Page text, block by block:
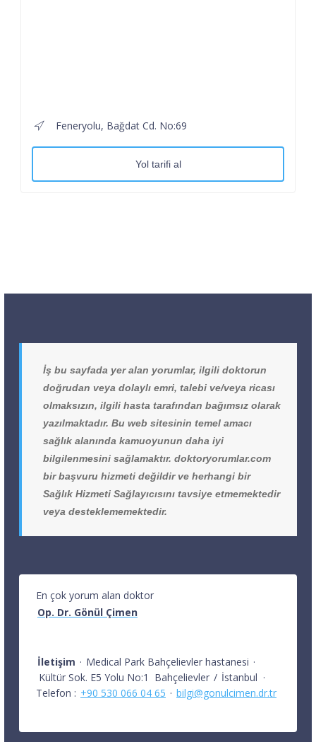
Feneryolu, Bağdat Cd. No:69
Yol tarifi al
İş bu sayfada yer alan yorumlar, ilgili doktorun
doğrudan veya dolaylı emri, talebi ve/veya ricası
olmaksızın, ilgili hasta tarafından bağımsız olarak
yazılmaktadır. Bu web sitesinin temel amacı
sağlık alanında kamuoyunun daha iyi
bilgilenmesini sağlamaktır. doktoryorumlar.com
bir başvuru hizmeti değildir ve herhangi bir
Sağlık Hizmeti Sağlayıcısını tavsiye etmemektedir
veya desteklememektedir.
En çok yorum alan doktor
Op. Dr. Gönül Çimen
İletişim · Medical Park Bahçelievler hastanesi ·
Kültür Sok. E5 Yolu No:1
Bahçelievler / İstanbul ·
Telefon : +90 530 066 04 65 · bilgi@gonulcimen.dr.tr